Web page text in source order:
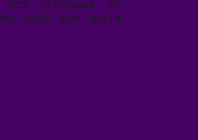
nos pratiques de
vous sur notre